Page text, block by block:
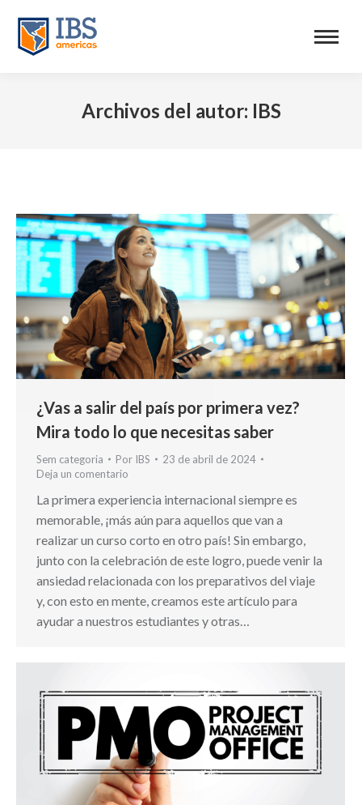
Archivos del autor: IBS
¿Vas a salir del país por primera vez?
Mira todo lo que necesitas saber
Sem categoria Por IBS
23 de abril de 2024
Deja un comentario
La primera experiencia internacional siempre es
memorable, ¡más aún para aquellos que van a
realizar un curso corto en otro país! Sin embargo,
junto con la celebración de este logro, puede venir la
ansiedad relacionada con los preparativos del viaje
y, con esto en mente, creamos este artículo para
ayudar a nuestros estudiantes y otras…